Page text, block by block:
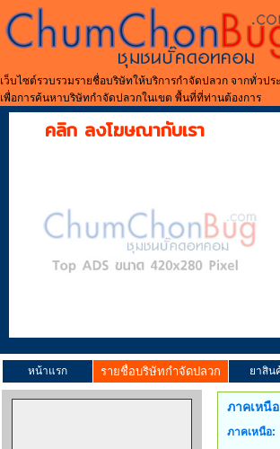
เว็บไซต์รวบรวมรายชื่อบริษัทให้บริการกำจัดปลวก จากทั่วปร
เพื่อการค้นหาบริษัทกำจัดปลวกในเขต พื้นที่ที่ท่านต้องการ
คลิก ลงโฆษณากับเรา
หน้าแรก รายชื่อบริษัทกำจัดปลวก ยาสิน
ภาคเหนือ
ภาคเหนือ: